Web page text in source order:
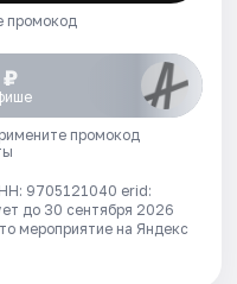
промокод
₽
промокод
9705121040 erid:
до 30 сентября 2026
мероприятие на Яндекс